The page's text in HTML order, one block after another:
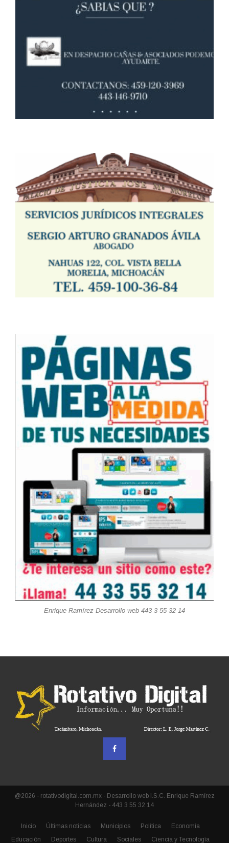
Enrique Ramírez Desarrollo web 443 3 55 32 14
@2026 - rotativodigital.com.mx - Desarrollo web I.S.C. Enrique Ramírez
Hernández - 443 3 55 32 14
Inicio Últimas noticias Municipios Política
Economía
Educación
Deportes Cultura Sociales Ciencia y Tecnología